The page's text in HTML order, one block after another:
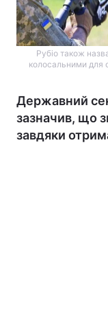
Рубіо також
колосальними для
Державний
зазначив, що
завдяки